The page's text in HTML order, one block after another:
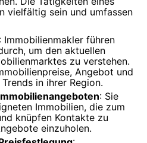
vielfältig sein und umfassen
: Immobilienmakler führen
um den aktuellen
zu verstehen.
Angebot und
in ihrer Region.
: Sie
Immobilien, die zum
knüpfen Kontakte zu
einzuholen.